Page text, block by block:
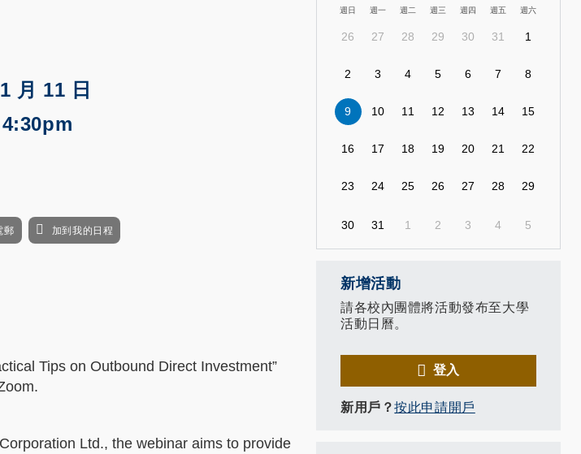
月 11 日
郵 加到我的日程
Tips on Outbound Direct Investment”
Ltd., the webinar aims to provide
週日 週一 週二 週三 週四 週五 週六
26 27 28 29 30 31 1
2 3 4 5 6 7 8
9 10 11 12 13 14 15
16 17 18 19 20 21 22
23 24 25 26 27 28 29
30 31 1 2 3 4 5
新增活動
請各校內團體將活動發布至大學
活動日曆。
登入
新用戶？按此申請開戶